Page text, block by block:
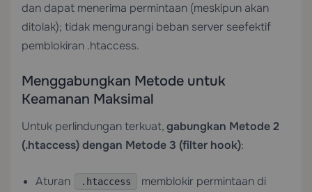
dan dapat menerima permintaan (meskipun akan
ditolak); tidak mengurangi beban server seefektif
pemblokiran .htaccess.
Menggabungkan Metode untuk
Keamanan Maksimal
Untuk perlindungan terkuat,gabungkan Metode 2
(.htaccess) dengan Metode 3 (filter hook):
Aturan .htaccess
memblokir permintaan di